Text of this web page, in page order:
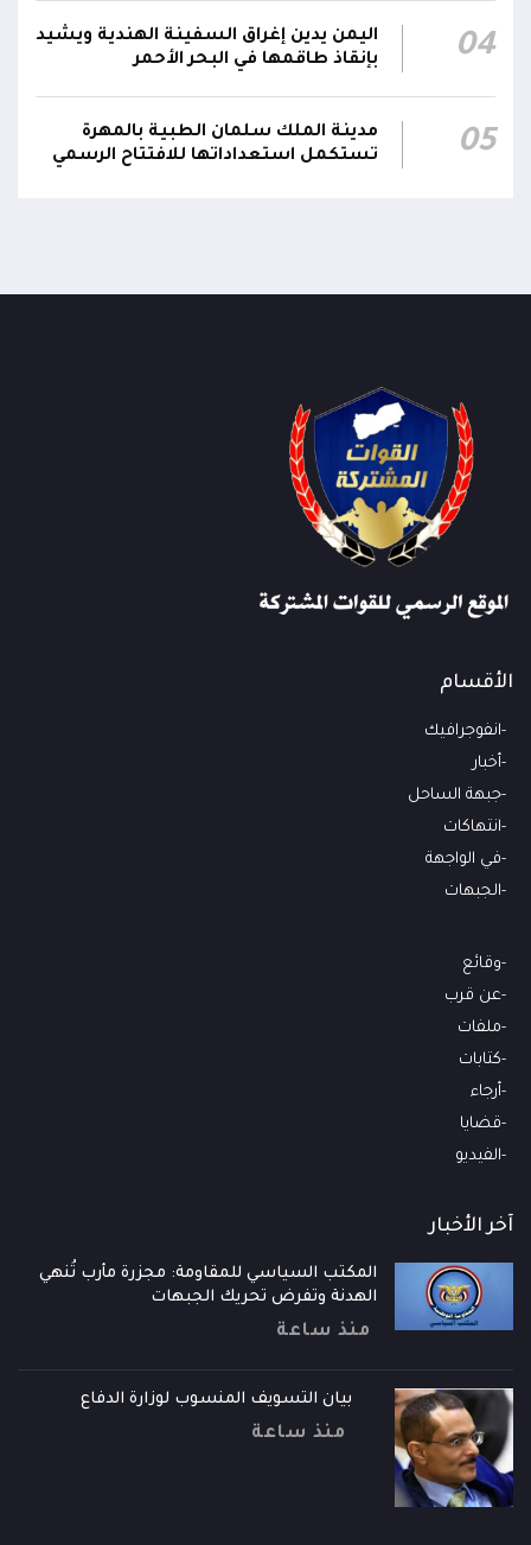
04
اليمن يدين إغراق السفينة الهندية ويشيد
بإنقاذ طاقمها في البحر الأحمر
05
مدينة الملك سلمان الطبية بالمهرة
تستكمل استعداداتها للافتتاح الرسمي
الأقسام
انفوجرافيك
أخبار
جبهة الساحل
انتهاكات
في الواجهة
الجبهات
وقائع
عن قرب
ملفات
كتابات
أرجاء
قضايا
الفيديو
آخر الأخبار
المكتب السياسي للمقاومة: مجزرة مأرب تُنهي
الهدنة وتفرض تحريك الجبهات
منذ ساعة
بيان التسويف المنسوب لوزارة الدفاع
منذ ساعة